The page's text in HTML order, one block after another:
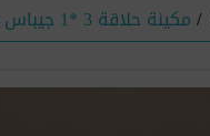
/مكينة حلاقة 3 *1 جيباس موديل GLS57521UK